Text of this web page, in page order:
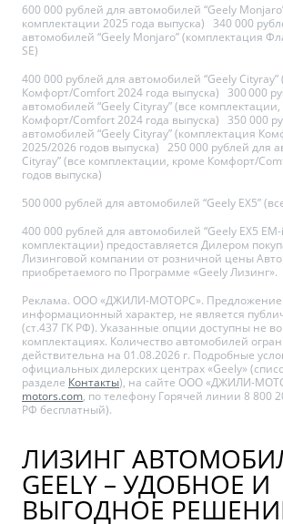
600 000 рублей для автомобилей “Geely
комплектации 2025 года выпуска) 340 000
автомобилей “Geely Monjaro” (комплектация
SE)
400 000 рублей для автомобилей “Geely
Комфорт/Comfort 2024 года выпуска) 300 000
автомобилей “Geely Cityray” (все
Комфорт/Comfort 2024 года выпуска) 350 000
автомобилей “Geely Cityray” (комплектация
2025/2026 годов выпуска) 250 000 рублей для
Cityray” (все комплектации, кроме Комфорт/
годов выпуска)
500 000 рублей для автомобилей “Geely EX5”
400 000 рублей для автомобилей “Geely EX5 EM-
комплектации) предоставляется Дилером
Лизинговой компании от розничной цены
приобретаемого по Программе «Geely Лизинг».
Реклама. ООО «ДЖИЛИ-МОТОРС». Предложение
информационный характер, не является
(ст.437 ГК РФ). Указанные опции доступны не во
комплектациях. Количество автомобилей
действительна на 01.08.2026 г. Подробные
официальных дилерских центрах «Geely»
разделе Контакты), на сайте ООО «ДЖИЛИ-
motors.com, по телефону Горячей линии 8 800
РФ бесплатный).
ЛИЗИНГ
GEELY – УДОБНОЕ И
ВЫГОДНОЕ